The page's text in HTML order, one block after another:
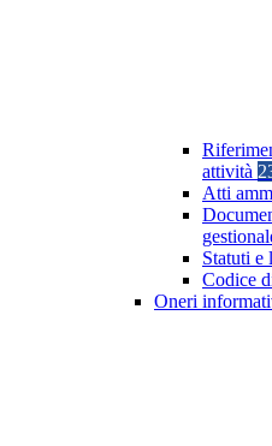
attività
Atti
Statuti e
Codice
Oneri